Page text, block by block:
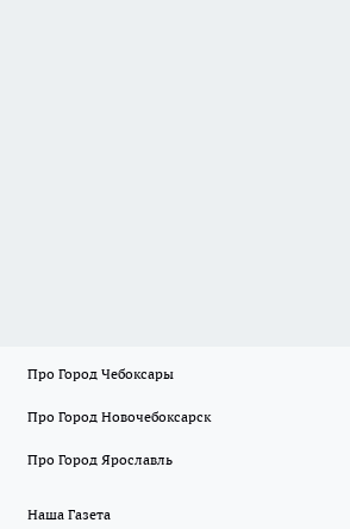
Про Город Чебоксары
Про Город Новочебоксарск
Про Город Ярославль
Наша Газета